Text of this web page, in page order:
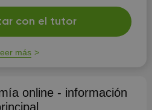
con el tutor
más
online - información